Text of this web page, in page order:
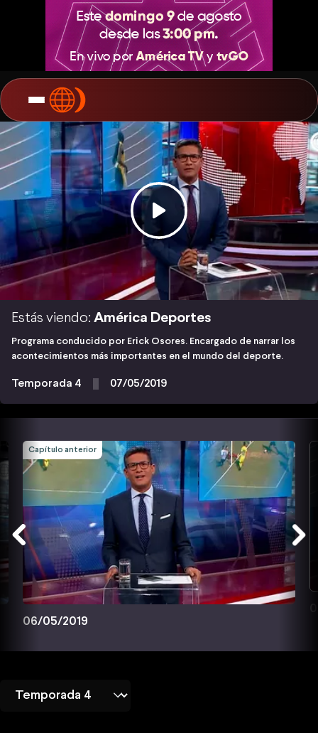
Estás viendo: América Deportes
Programa conducido por Erick Osores. Encargado de narrar los
acontecimientos más importantes en el mundo del deporte.
Temporada 4 07/05/2019
Capítulo anterior
06/05/2019